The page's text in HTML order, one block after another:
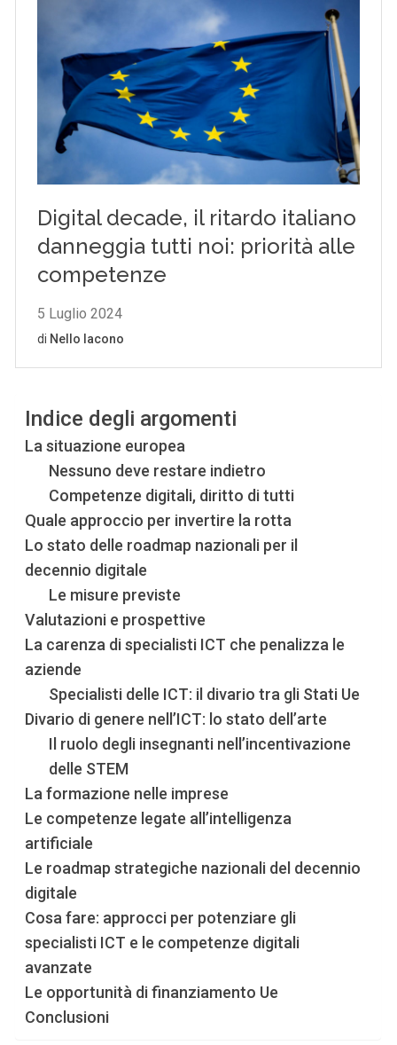
Indice degli argomenti
La situazione europea
Nessuno deve restare indietro
Competenze digitali, diritto di tutti
Quale approccio per invertire la rotta
Lo stato delle roadmap nazionali per il
decennio digitale
Le misure previste
Valutazioni e prospettive
La carenza di specialisti ICT che penalizza le
aziende
Specialisti delle ICT: il divario tra gli Stati Ue
Divario di genere nell’ICT: lo stato dell’arte
Il ruolo degli insegnanti nell’incentivazione
delle STEM
La formazione nelle imprese
Le competenze legate all’intelligenza
artificiale
Le roadmap strategiche nazionali del decennio
digitale
Cosa fare: approcci per potenziare gli
specialisti ICT e le competenze digitali
avanzate
Le opportunità di finanziamento Ue
Conclusioni